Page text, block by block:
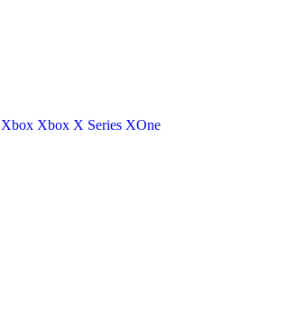
Xbox Xbox X Series XOne